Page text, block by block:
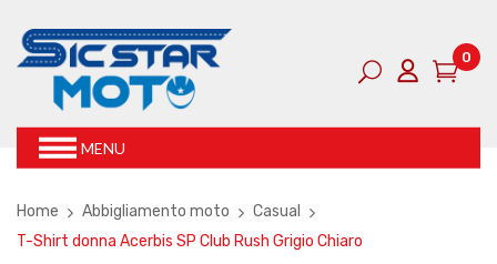
0
MENU
Home Abbigliamento moto
Casual
T-Shirt donna Acerbis SP Club Rush Grigio Chiaro